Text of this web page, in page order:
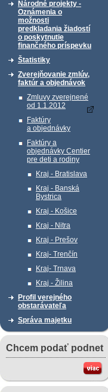
Národné projekty -
Oznámenia o
možnosti
predkladania žiadostí
o poskytnutie
finančného príspevku
Štatistiky
Zverejňovanie zmlúv,
faktúr a objednávok
Zmluvy zverejnené
od 1.1.2012
Faktúry
a objednávky
Faktúry a
objednávky Centier
pre deti a rodiny
Kraj - Bratislava
Kraj - Banská
Bystrica
Kraj - Košice
Kraj - Nitra
Kraj - Prešov
Kraj- Trenčín
Kraj- Trnava
Kraj - Žilina
Profil verejného
obstarávateľa
Správa majetku
Chcem podať podnet